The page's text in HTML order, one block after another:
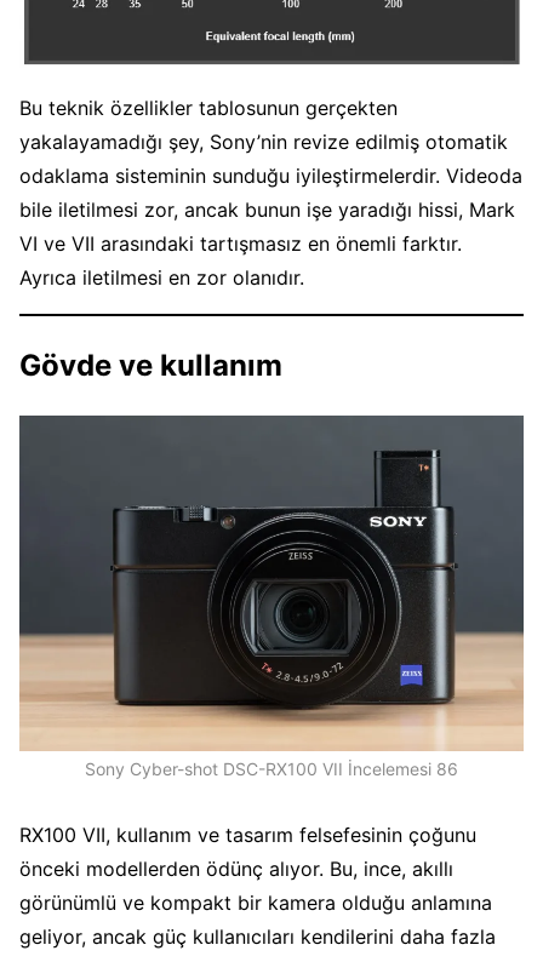
Bu teknik özellikler tablosunun gerçekten
yakalayamadığı şey, Sony’nin revize edilmiş otomatik
odaklama sisteminin sunduğu iyileştirmelerdir. Videoda
bile iletilmesi zor, ancak bunun işe yaradığı hissi, Mark
VI ve VII arasındaki tartışmasız en önemli farktır.
Ayrıca iletilmesi en zor olanıdır.
Gövde ve kullanım
Sony Cyber-shot DSC-RX100 VII İncelemesi 86
RX100 VII, kullanım ve tasarım felsefesinin çoğunu
önceki modellerden ödünç alıyor. Bu, ince, akıllı
görünümlü ve kompakt bir kamera olduğu anlamına
geliyor, ancak güç kullanıcıları kendilerini daha fazla